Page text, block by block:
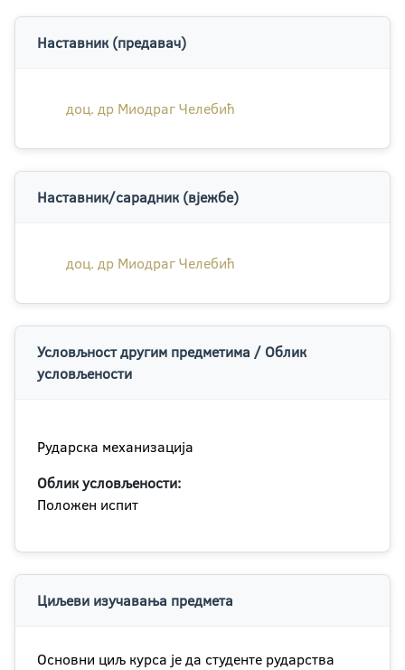
Наставник (предавач)
доц. др Миодраг Челебић
Наставник/сарадник (вјежбе)
доц. др Миодраг Челебић
Условљност другим предметима / Облик
условљености
Рударска механизација
Облик условљености:
Положен испит
Циљеви изучавања предмета
Основни циљ курса је да студенте рударства